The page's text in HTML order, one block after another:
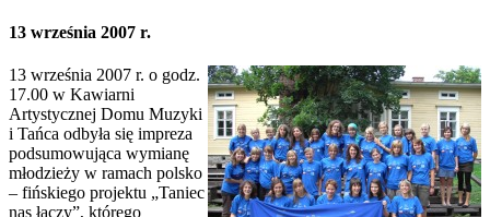
13 września 2007 r.
13 września 2007 r. o godz.
17.00 w Kawiarni
Artystycznej Domu Muzyki
i Tańca odbyła się impreza
podsumowująca wymianę
młodzieży w ramach polsko
– fińskiego projektu „Taniec
nas łączy”, którego